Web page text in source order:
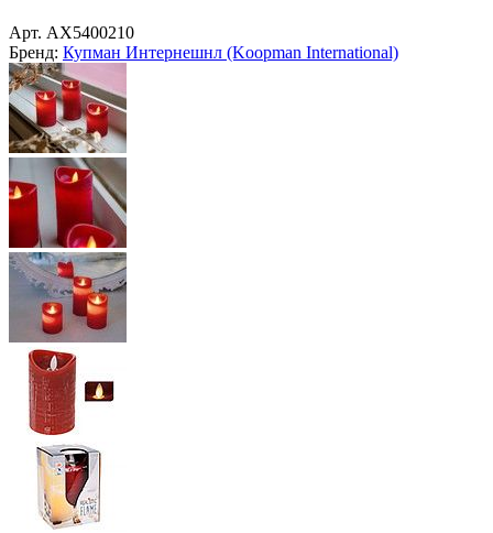
Арт. AX5400210
Бренд: Купман Интернешнл (Koopman International)